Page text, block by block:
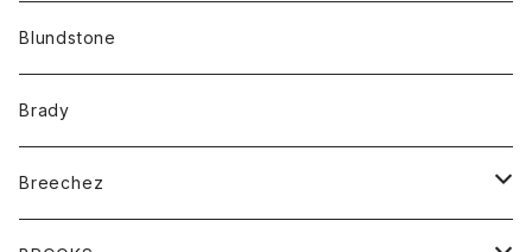
カーディガン
コート
アクセサリー
バッグ
ベルト
キッズ
Tシャツ
グッズ
サングラス
Blundstone
Brady
Breechez